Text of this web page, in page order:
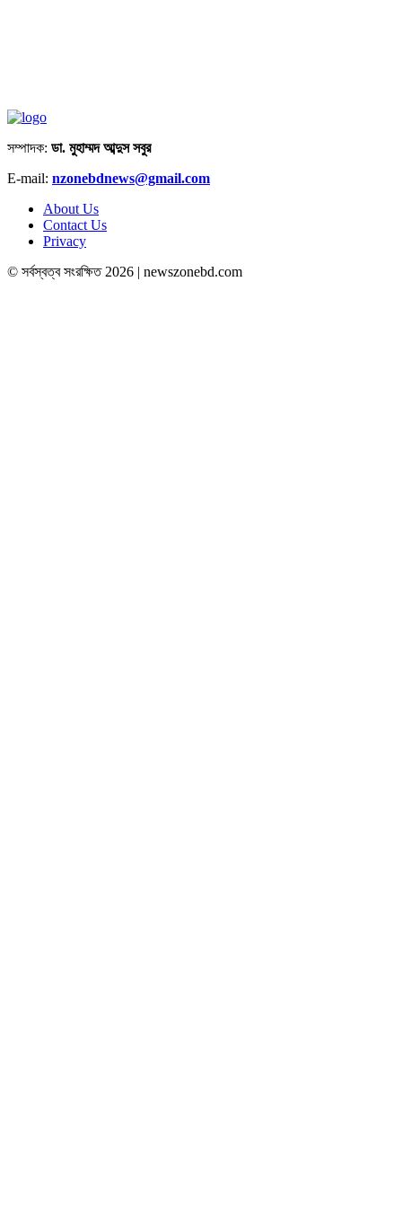
সম্পাদক: ডা. মুহাম্মদ আব্দুস সবুর
E-mail: nzonebdnews@gmail.com
About Us
Contact Us
Privacy
© সর্বস্বত্ব সংরক্ষিত 2026 | newszonebd.com